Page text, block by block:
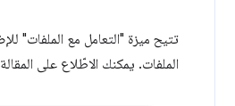
الملفات. يمكنك الاطّلاع على المقالة